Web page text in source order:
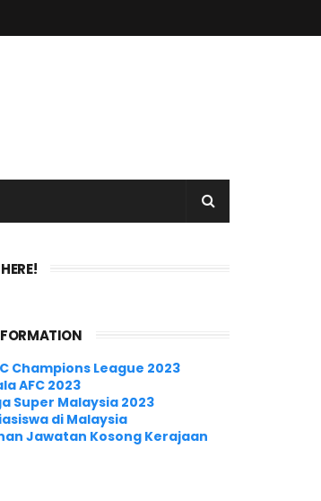
Champions League 2023
AFC 2023
Super Malaysia 2023
di Malaysia
Jawatan Kosong Kerajaan